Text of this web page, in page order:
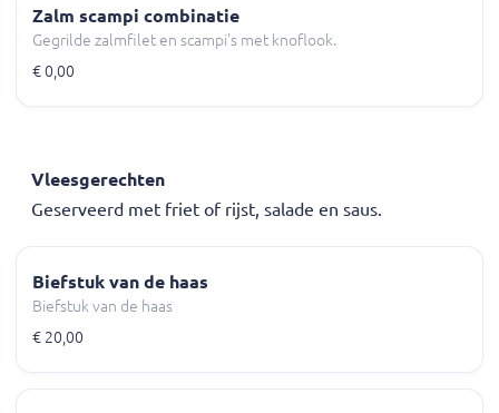
Zalm scampi combinatie
Gegrilde zalmfilet en scampi's met knoflook.
€ 0,00
Vleesgerechten
Geserveerd met friet of rijst, salade en saus.
Biefstuk van de haas
Biefstuk van de haas
€ 20,00